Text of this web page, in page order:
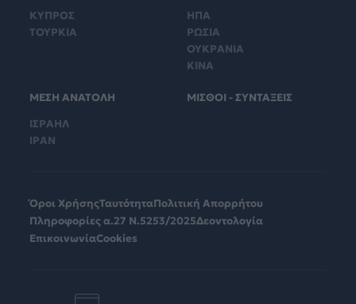
ΚΥΠΡΟΣ
ΤΟΥΡΚΙΑ
ΗΠΑ
ΡΩΣΙΑ
ΟΥΚΡΑΝΙΑ
ΚΙΝΑ
ΜΕΣΗ ΑΝΑΤΟΛΗ
ΙΣΡΑΗΛ
ΙΡΑΝ
ΜΙΣΘΟΙ - ΣΥΝΤΑΞΕΙΣ
Όροι ΧρήσηςΤαυτότηταΠολιτική Απορρήτου
Πληροφορίες α.27 Ν.5253/2025Δεοντολογία
ΕπικοινωνίαCookies